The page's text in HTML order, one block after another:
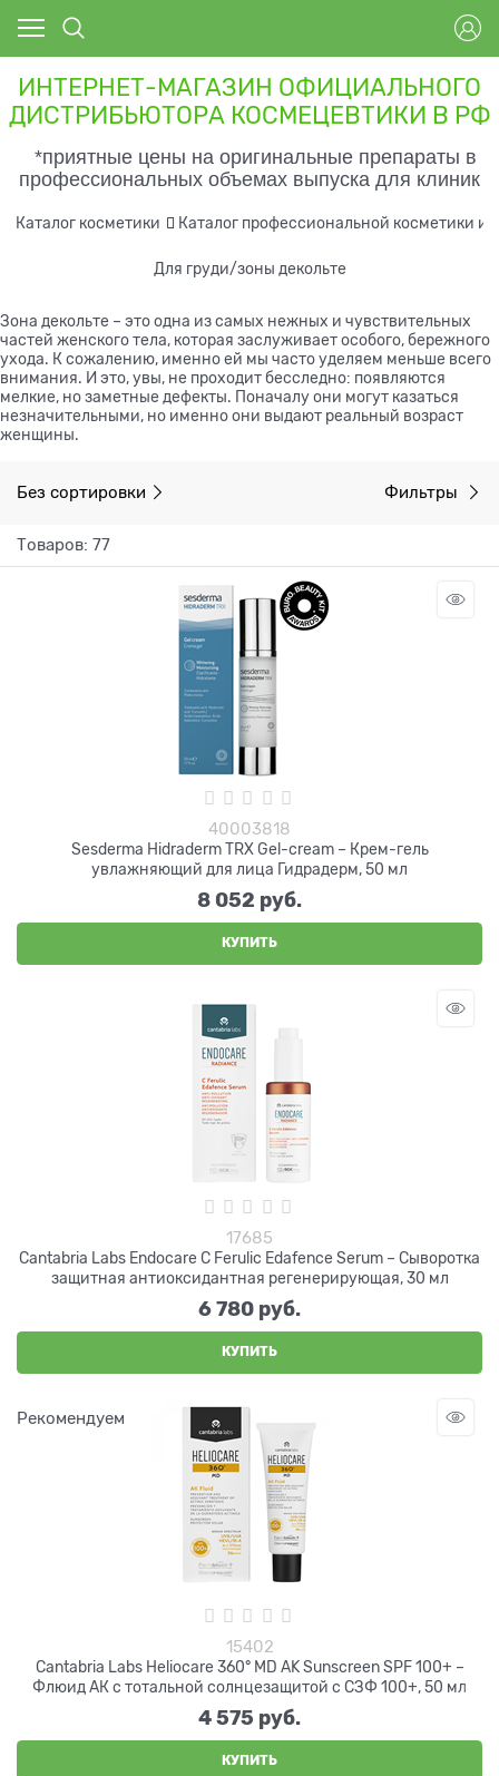
ИНТЕРНЕТ-МАГАЗИН ОФИЦИАЛЬНОГО
ДИСТРИБЬЮТОРА КОСМЕЦЕВТИКИ В РФ
*приятные цены на оригинальные препараты в
профессиональных объемах выпуска для клиник
Каталог косметики Каталог профессиональной косметики и
Для груди/зоны декольте
Зона декольте – это одна из самых нежных и чувствительных
частей женского тела, которая заслуживает особого, бережного
ухода. К сожалению, именно ей мы часто уделяем меньше всего
внимания. И это, увы, не проходит бесследно: появляются
мелкие, но заметные дефекты. Поначалу они могут казаться
незначительными, но именно они выдают реальный возраст
женщины.
Без сортировки Фильтры
Товаров: 77
40003818
Sesderma Hidraderm TRX Gel-cream – Крем-гель
увлажняющий для лица Гидрадерм, 50 мл
8 052 руб.
КУПИТЬ
17685
Cantabria Labs Endocare C Ferulic Edafence Serum – Сыворотка
защитная антиоксидантная регенерирующая, 30 мл
6 780 руб.
КУПИТЬ
Рекомендуем
15402
Cantabria Labs Heliocare 360° MD AK Sunscreen SPF 100+ –
Флюид АК c тотальной солнцезащитой с СЗФ 100+, 50 мл
4 575 руб.
КУПИТЬ